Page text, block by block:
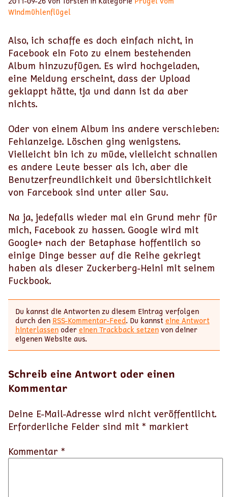
Windmühlenflügel
Also, ich schaffe es doch einfach nicht, in
Facebook ein Foto zu einem bestehenden
Album hinzuzufügen. Es wird hochgeladen,
eine Meldung erscheint, dass der Upload
geklappt hätte, tja und dann ist da aber
nichts.
Oder von einem Album ins andere verschieben:
Fehlanzeige. Löschen ging wenigstens.
Vielleicht bin ich zu müde, vielleicht schnallen
es andere Leute besser als ich, aber die
Benutzerfreundlichkeit und übersichtlichkeit
von Farcebook sind unter aller Sau.
Na ja, jedefalls wieder mal ein Grund mehr für
mich, Facebook zu hassen. Google wird mit
Google+ nach der Betaphase hoffentlich so
einige Dinge besser auf die Reihe gekriegt
haben als dieser Zuckerberg-Heini mit seinem
Fuckbook.
Du kannst die Antworten zu diesem Eintrag verfolgen
durch den RSS-Kommentar-Feed. Du kannsteine Antwort
hinterlassenodereinen Trackback setzenvon deiner
eigenen Website aus.
Schreib eine Antwort oder einen
Kommentar
Deine E-Mail-Adresse wird nicht veröffentlicht.
Erforderliche Felder sind mit * markiert
Kommentar *